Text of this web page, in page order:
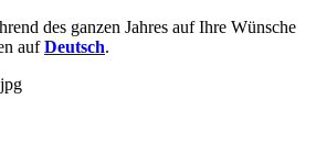
des ganzen Jahres auf Ihre Wünsche
aufDeutsch.